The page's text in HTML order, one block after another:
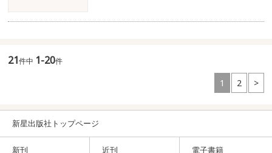
21件中 1-20件
1 2 >
新星出版社トップページ
新刊 近刊 電子書籍